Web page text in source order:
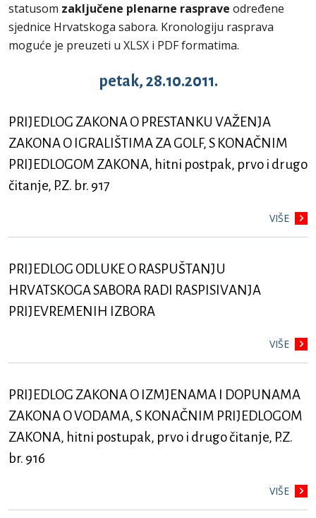
statusom zaključene plenarne rasprave određene
sjednice Hrvatskoga sabora. Kronologiju rasprava
moguće je preuzeti u XLSX i PDF formatima.
petak, 28.10.2011.
PRIJEDLOG ZAKONA O PRESTANKU VAŽENJA
ZAKONA O IGRALIŠTIMA ZA GOLF, S KONAČNIM
PRIJEDLOGOM ZAKONA, hitni postpak, prvo i drugo
čitanje, P.Z. br. 917
VIŠE
PRIJEDLOG ODLUKE O RASPUŠTANJU
HRVATSKOGA SABORA RADI RASPISIVANJA
PRIJEVREMENIH IZBORA
VIŠE
PRIJEDLOG ZAKONA O IZMJENAMA I DOPUNAMA
ZAKONA O VODAMA, S KONAČNIM PRIJEDLOGOM
ZAKONA, hitni postupak, prvo i drugo čitanje, P.Z.
br. 916
VIŠE